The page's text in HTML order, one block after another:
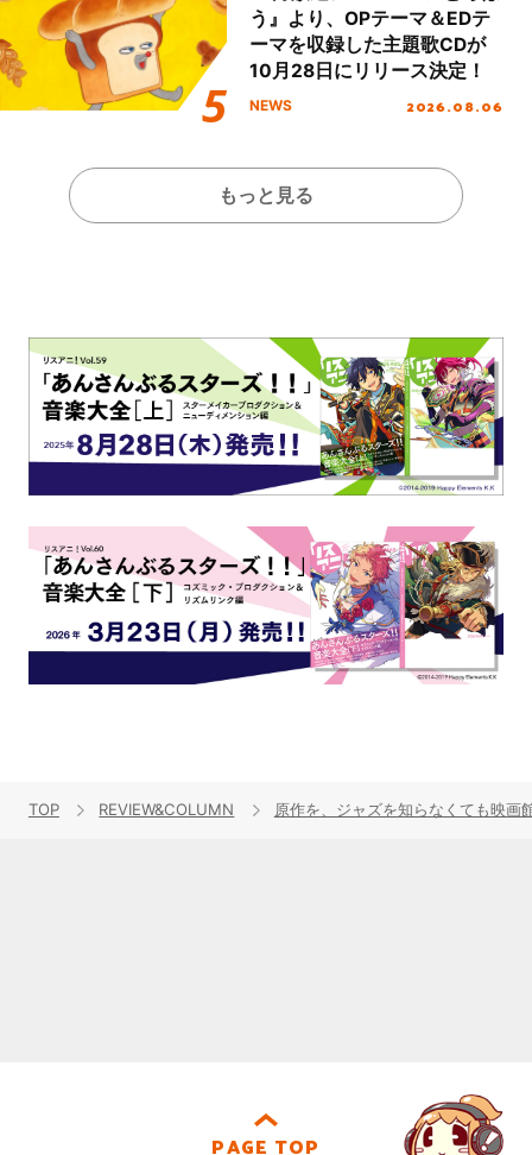
う』より、OPテーマ＆EDテ
ーマを収録した主題歌CDが
10月28日にリリース決定！
NEWS 2026.08.06
もっと見る
TOP REVIEW&COLUMN 原作を、ジャズを知らなくても映画
PAGE TOP